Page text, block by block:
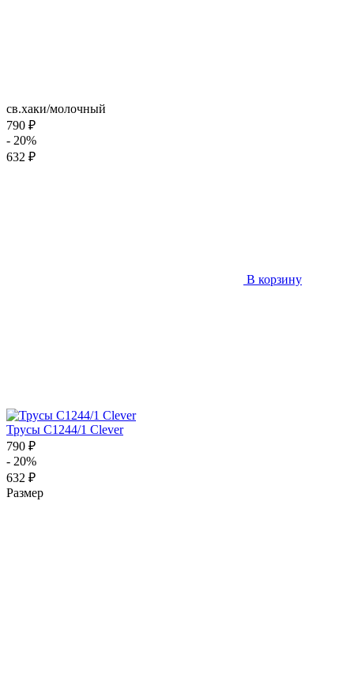
св.хаки/молочный
790 ₽
- 20%
632 ₽
В корзину
Трусы C1244/1 Clever
790 ₽
- 20%
632 ₽
Размер